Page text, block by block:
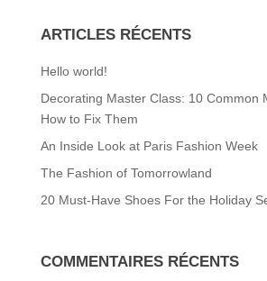
ARTICLES RÉCENTS
Hello world!
Decorating Master Class: 10 Common
How to Fix Them
An Inside Look at Paris Fashion Week
The Fashion of Tomorrowland
20 Must-Have Shoes For the Holiday
COMMENTAIRES RÉCENTS